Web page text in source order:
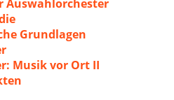
Auswahlorchester
Grundlagen
Musik vor Ort II